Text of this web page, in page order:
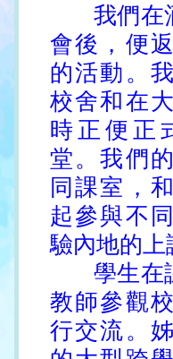
我們在
會後，便
的活動。
校舍和在
時正便正
堂。我們
同課室，
起參與不
驗內地的上
學生在
教師參觀
行交流。